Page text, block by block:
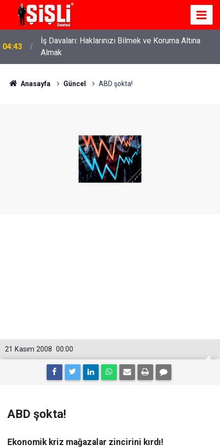
04:43
İş Davaları: Haklarınızı Bilmek ve Koruma Altına
Almak
Anasayfa Güncel ABD şokta!
00:00
21 Kasım 2008
ABD şokta!
Ekonomik kriz mağazalar zincirini kırdı!